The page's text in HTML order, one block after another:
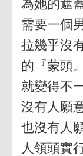
為她的遮
需要一個
拉幾乎沒
的『蒙頭
就變得不
沒有人願
也沒有人
人領頭實